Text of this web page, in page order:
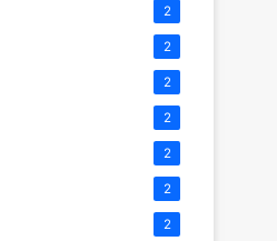
2
2
2
2
2
2
2